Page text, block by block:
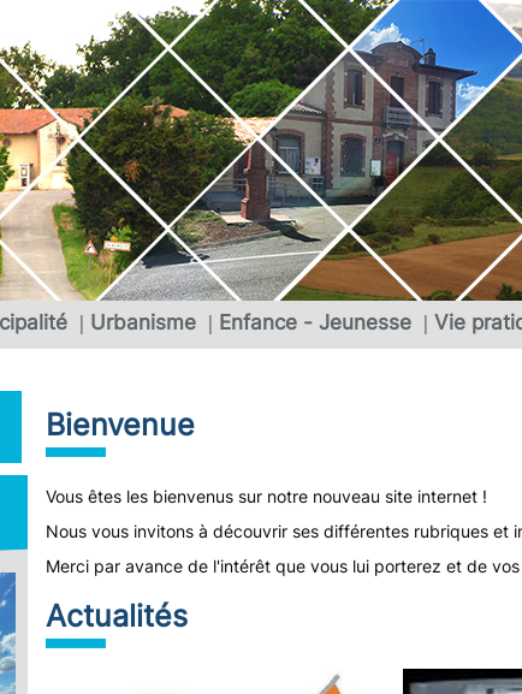
Urbanisme Enfance - Jeunesse Vie
Bienvenue
Vous êtes les bienvenus sur notre nouveau site internet !
Nous vous invitons à découvrir ses différentes rubriques et
Merci par avance de l'intérêt que vous lui porterez et de
Actualités